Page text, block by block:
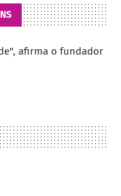
afirma o fundador